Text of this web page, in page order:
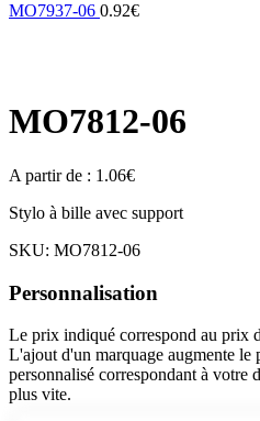
MO7937-06 0.92€
MO7812-06
A partir de : 1.06€
Stylo à bille avec support
SKU: MO7812-06
Personnalisation
Le prix indiqué correspond au prix
L'ajout d'un marquage augmente
personnalisé correspondant à votre
plus vite.